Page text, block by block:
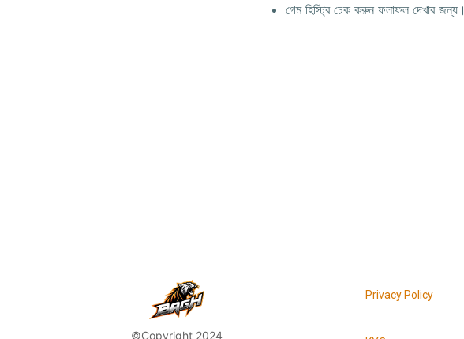
গেম হিস্ট্রি চেক করুন ফলাফল দেখার জন্য।
©Copyright 2024
Privacy Policy